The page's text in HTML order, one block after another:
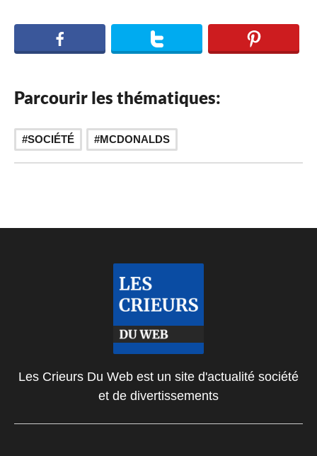
Parcourir les thématiques:
SOCIÉTÉ MCDONALDS
Les Crieurs Du Web est un site d'actualité société
et de divertissements